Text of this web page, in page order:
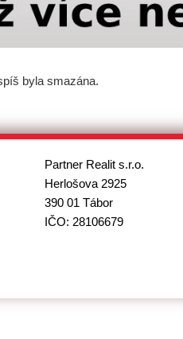
byla smazána.
Partner Realit s.r.o.
Herlošova 2925
390 01 Tábor
IČO: 28106679